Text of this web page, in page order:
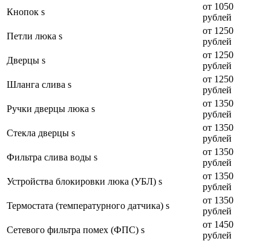
Кнопок s
от 1050
рублей
Петли люка s
от 1250
рублей
Дверцы s
от 1250
рублей
Шланга слива s
от 1250
рублей
Ручки дверцы люка s
от 1350
рублей
Стекла дверцы s
от 1350
рублей
Фильтра слива воды s
от 1350
рублей
Устройства блокировки люка (УБЛ) s
от 1350
рублей
Термостата (температурного датчика) s
от 1350
рублей
Сетевого фильтра помех (ФПС) s
от 1450
рублей